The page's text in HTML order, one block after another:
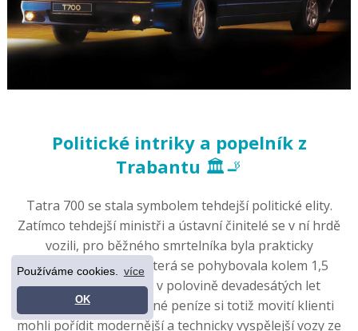
Používáme cookies. více
OK
Politické intriky a popelník z
Trabantu 🏛️🚬
Tatra 700 se stala symbolem tehdejší politické elity.
Zatímco tehdejší ministři a ústavní činitelé se v ní hrdě
vozili, pro běžného smrtelníka byla prakticky
nedostupná. Cena, která se pohybovala kolem 1,5
milionu korun, byla v polovině devadesátých let
astronomická. Za stejné peníze si totiž movití klienti
mohli pořídit modernější a technicky vyspělejší vozy ze